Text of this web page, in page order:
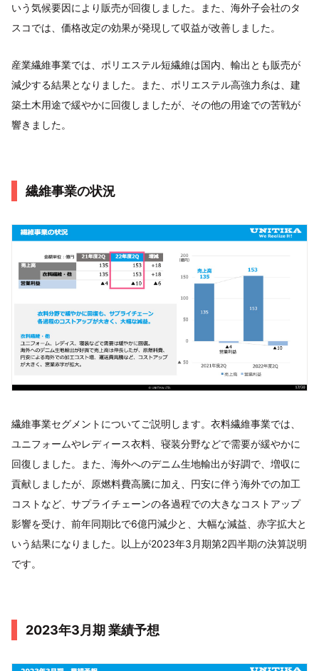
いう気候要因により販売が回復しました。また、海外子会社のタ
スコでは、価格改定の効果が発現して収益が改善しました。
産業繊維事業では、ポリエステル短繊維は国内、輸出とも販売が
減少する結果となりました。また、ポリエステル高強力糸は、建
築土木用途で緩やかに回復しましたが、その他の用途での苦戦が
響きました。
繊維事業の状況
繊維事業セグメントについてご説明します。衣料繊維事業では、
ユニフォームやレディース衣料、寝装分野などで需要が緩やかに
回復しました。また、海外へのデニム生地輸出が好調で、増収に
貢献しましたが、原燃料費高騰に加え、円安に伴う海外での加工
コストなど、サプライチェーンの各過程での大きなコストアップ
影響を受け、前年同期比で6億円減少と、大幅な減益、赤字拡大と
いう結果になりました。以上が2023年3月期第2四半期の決算説明
です。
2023年3月期 業績予想